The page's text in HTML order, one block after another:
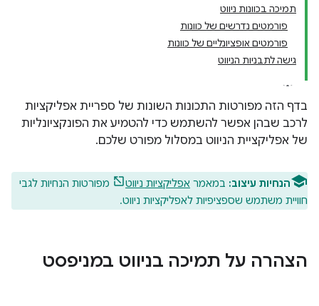
תמיכה בכוונות ניווט
פורמטים נדרשים של כוונות
פורמטים אופציונליים של כוונות
גישה לתבניות הניווט
בדף הזה מפורטות התכונות השונות של ספריית אפליקציות
לרכב שבהן אפשר להשתמש כדי להטמיע את הפונקציונליות
של אפליקציית הניווט במסלול מפורט שלכם.
הנחיות עיצוב: במאמר אפליקציות ניווט
מפורטות הנחיות לגבי
חוויית משתמש שספציפיות לאפליקציות ניווט.
הצהרה על תמיכה בניווט במניפסט